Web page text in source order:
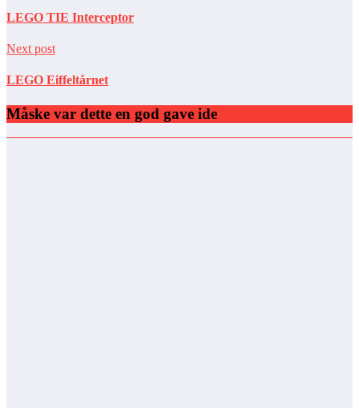
LEGO TIE Interceptor
Next post
LEGO Eiffeltårnet
Måske var dette en god gave ide